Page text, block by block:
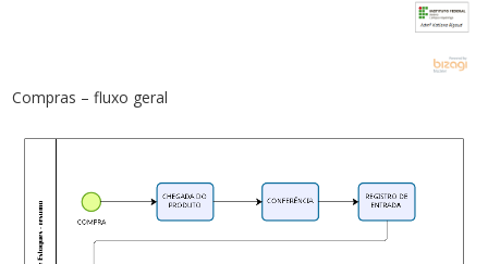
Compras – fluxo geral